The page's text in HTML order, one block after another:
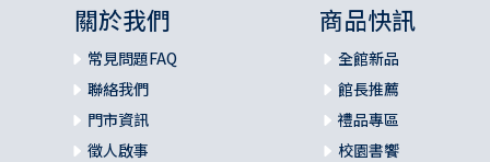
關於我們
常見問題FAQ
聯絡我們
門市資訊
徵人啟事
商品快訊
全館新品
館長推薦
禮品專區
校園書饗